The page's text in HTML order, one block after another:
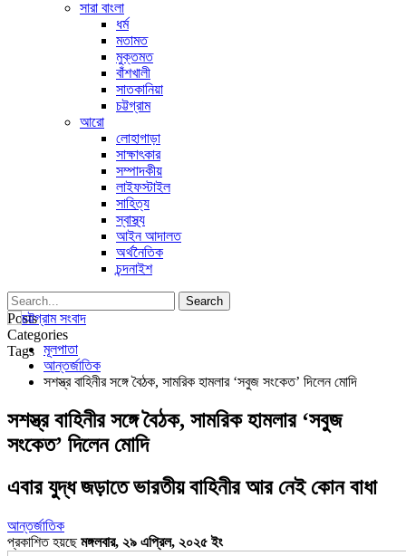
সারা বাংলা
ধর্ম
মতামত
মুক্তমত
বাঁশখালী
সাতকানিয়া
চট্টগ্রাম
আরো
লোহাগাড়া
সাক্ষাৎকার
সম্পাদকীয়
লাইফস্টাইল
সাহিত্য
স্বাস্থ্য
আইন আদালত
অর্থনৈতিক
চন্দনাইশ
Posts
Categories
Tags মূলপাতা
আন্তর্জাতিক
সশস্ত্র বাহিনীর সঙ্গে বৈঠক, সামরিক হামলার ‘সবুজ সংকেত’ দিলেন মোদি
সশস্ত্র বাহিনীর সঙ্গে বৈঠক, সামরিক হামলার ‘সবুজ
সংকেত’ দিলেন মোদি
এবার যুদ্ধ জড়াতে ভারতীয় বাহিনীর আর নেই কোন বাধা
আন্তর্জাতিক
প্রকাশিত হয়ছেমঙ্গলবার, ২৯ এপ্রিল, ২০২৫ ইং